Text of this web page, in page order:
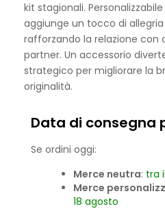
kit stagionali.
aggiunge un tocco di
rafforzando la relazione con
partner. Un accessorio
strategico per migliorare la
originalità.
Data di consegna
Se ordini oggi:
Merce neutra: tra
Merce
18 agosto